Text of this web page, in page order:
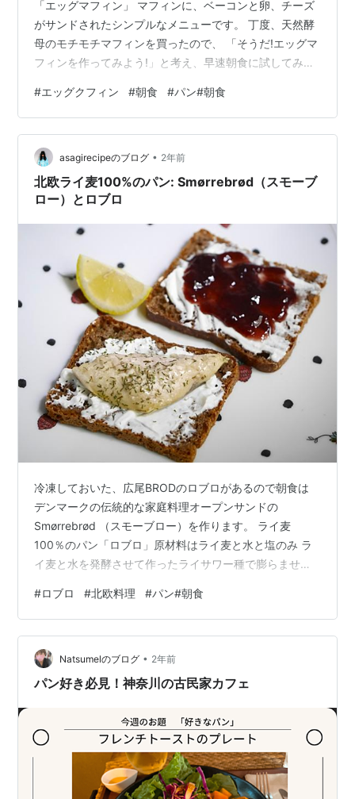
「エッグマフィン」 マフィンに、ベーコンと卵、チーズ
がサンドされたシンプルなメニューです。 丁度、天然酵
母のモチモチマフィンを買ったので、 「そうだ!エッグマ
フィンを作ってみよう!」と考え、早速朝食に試してみま
焼きます。 オーブントースターではなく。あえてのフラ
イパン。 表面はカリッと、中はモチモチふっくらと仕上
がります。 目玉焼きはターンオーバーで半熟仕上。 両面
を焼き、塩、こしょうで軽く味付けします。 そして、ベ
ーコンやハムではなく「生ハム」を使います。 生ハムに
は塩分があるので、チーズは…
#エッグクフィン #朝食 #パン#朝食
asagirecipeのブログ • 2年前
北欧ライ麦100%のパン: Smørrebrød（スモーブ
ロー）とロブロ
冷凍しておいた、広尾BRODのロブロがあるので朝食は
デンマークの伝統的な家庭料理オープンサンドの
Smørrebrød （スモーブロー）を作ります。 ライ麦
100％のパン「ロブロ」原材料はライ麦と水と塩のみ ラ
イ麦と水を発酵させて作ったライサワー種で膨らませま
みに、ライ麦には小麦グルテンが含まれていませんが、
グルテンタンパク質の成分である「セカリン」と呼ばれ
ているものが含まれています。 オープンサンドの
Smørrebrød （スモーブロー）とは? スモーはバター、ブ
ローはパンの意味。本来は、パンにバターを塗るのです
#ロブロ #北欧料理 #パン#朝食
Natsumelのブログ • 2年前
パン好き必見！神奈川の古民家カフェ